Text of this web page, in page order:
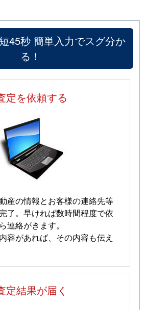
45秒 簡単入力でスグ分か
る！
定を依頼する
産の情報とお客様の連絡先等
了。早ければ数時間程度で依
連絡がきます。
容があれば、その内容も伝え
定結果が届く